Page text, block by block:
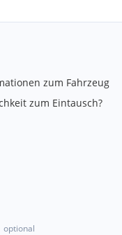
zum Fahrzeug
zum Eintausch?
optional